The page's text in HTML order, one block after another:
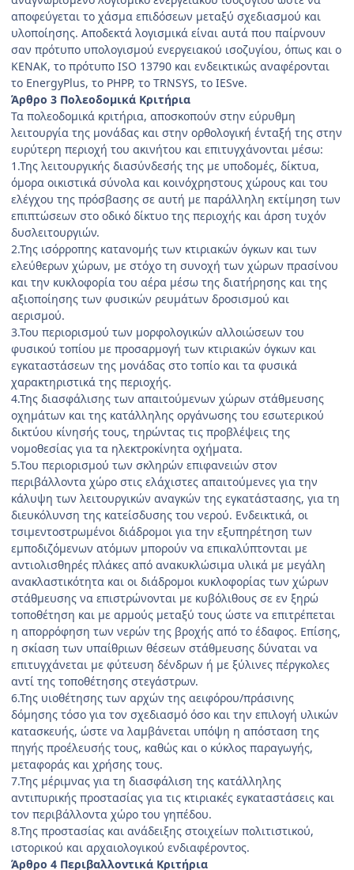
αποφεύγεται το χάσμα επιδόσεων μεταξύ σχεδιασμού και
υλοποίη­σης. Αποδεκτά λογισμικά είναι αυτά που παίρνουν
σαν πρότυπο υπολογισμού ενεργειακού ισοζυγίου, όπως και ο
ΚΕΝΑΚ, το πρότυπο ISO 13790 και ενδεικτικώς ανα­φέρονται
το EnergyPlus, το PHPP, το TRNSYS, το IESve.
Άρθρο 3 Πολεοδομικά Κριτήρια
Τα πολεοδομικά κριτήρια, αποσκοπούν στην εύρυθμη
λειτουργία της μονάδας και στην ορθολογική ένταξή της στην
ευρύτερη περιοχή του ακινήτου και επιτυγχάνονται μέσω:
1.Της λειτουργικής διασύνδεσής της με υποδομές, δίκτυα,
όμορα οικιστικά σύνολα και κοινόχρηστους χώρους και του
ελέγχου της πρόσβασης σε αυτή με πα­ράλληλη εκτίμηση των
επιπτώσεων στο οδικό δίκτυο της περιοχής και άρση τυχόν
δυσλειτουργιών.
2.Της ισόρροπης κατανομής των κτιριακών όγκων και των
ελεύθερων χώρων, με στόχο τη συνοχή των χώρων πρασίνου
και την κυκλοφορία του αέρα μέσω της δια­τήρησης και της
αξιοποίησης των φυσικών ρευμάτων δροσισμού και
αερισμού.
3.Του περιορισμού των μορφολογικών αλλοιώσεων του
φυσικού τοπίου με προσαρμογή των κτιριακών όγκων και
εγκαταστάσεων της μονάδας στο τοπίο και τα φυσικά
χαρακτηριστικά της περιοχής.
4.Της διασφάλισης των απαιτούμενων χώρων στάθ­μευσης
οχημάτων και της κατάλληλης οργάνωσης του εσωτερικού
δικτύου κίνησής τους, τηρώντας τις προ­βλέψεις της
νομοθεσίας για τα ηλεκτροκίνητα οχήματα.
5.Του περιορισμού των σκληρών επιφανειών στον
περιβάλλοντα χώρο στις ελάχιστες απαιτούμενες για την
κάλυψη των λειτουργικών αναγκών της εγκατάστασης, για τη
διευκόλυνση της κατείσδυσης του νερού. Ενδει­κτικά, οι
τσιμεντοστρωμένοι διάδρομοι για την εξυπη­ρέτηση των
εμποδιζόμενων ατόμων μπορούν να επικα­λύπτονται με
αντιολισθηρές πλάκες από ανακυκλώσιμα υλικά με μεγάλη
ανακλαστικότητα και οι διάδρομοι κυ­κλοφορίας των χώρων
στάθμευσης να επιστρώνονται με κυβόλιθους σε εν ξηρώ
τοποθέτηση και με αρμούς μεταξύ τους ώστε να επιτρέπεται
η απορρόφηση των νερών της βροχής από το έδαφος. Επίσης,
η σκίαση των υπαίθριων θέσεων στάθμευσης δύναται να
επιτυγχάνε­ται με φύτευση δένδρων ή με ξύλινες πέργκολες
αντί της τοποθέτησης στεγάστρων.
6.Της υιοθέτησης των αρχών της αειφόρου/πράσινης
δόμησης τόσο για τον σχεδιασμό όσο και την επιλογή υλικών
κατασκευής, ώστε να λαμβάνεται υπόψη η από­σταση της
πηγής προέλευσής τους, καθώς και ο κύκλος παραγωγής,
μεταφοράς και χρήσης τους.
7.Της μέριμνας για τη διασφάλιση της κατάλληλης
αντιπυρικής προστασίας για τις κτιριακές εγκαταστάσεις και
τον περιβάλλοντα χώρο του γηπέδου.
8.Της προστασίας και ανάδειξης στοιχείων πολιτιστι­κού,
ιστορικού και αρχαιολογικού ενδιαφέροντος.
Άρθρο 4 Περιβαλλοντικά Κριτήρια